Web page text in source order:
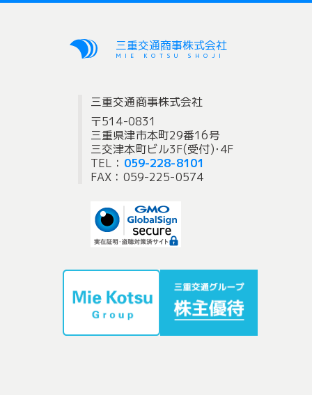
三重交通商事株式会社
MIE KOTSU SHOJI
三重交通商事株式会社
〒514-0831
三重県津市本町29番16号
三交津本町ビル3F(受付)･4F
TEL： 059-228-8101
FAX：059-225-0574